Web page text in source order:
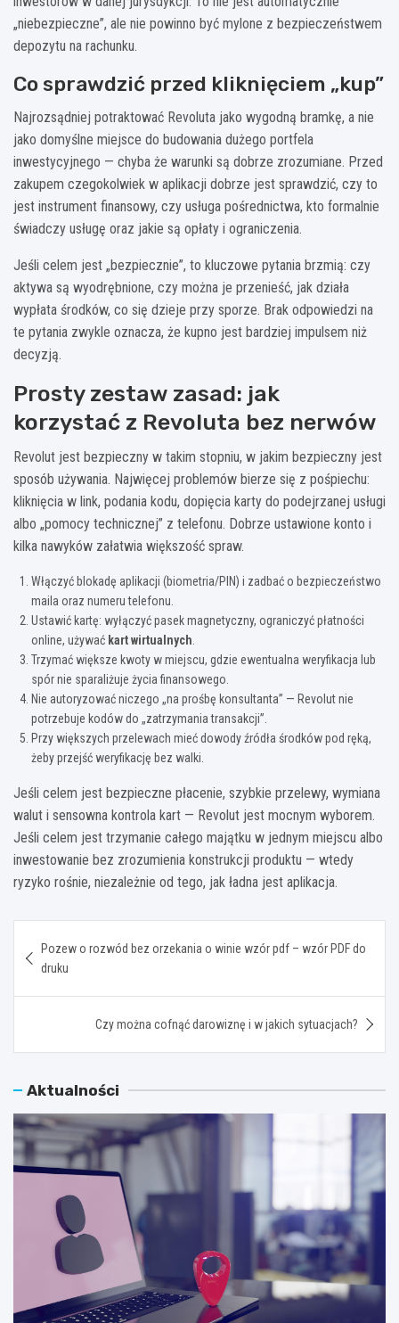
„niebezpieczne”, ale nie powinno być mylone z bezpieczeństwem
depozytu na rachunku.
Co sprawdzić przed kliknięciem „kup”
Najrozsądniej potraktować Revoluta jako wygodną bramkę, a nie
jako domyślne miejsce do budowania dużego portfela
inwestycyjnego — chyba że warunki są dobrze zrozumiane. Przed
zakupem czegokolwiek w aplikacji dobrze jest sprawdzić, czy to
jest instrument finansowy, czy usługa pośrednictwa, kto formalnie
świadczy usługę oraz jakie są opłaty i ograniczenia.
Jeśli celem jest „bezpiecznie”, to kluczowe pytania brzmią: czy
aktywa są wyodrębnione, czy można je przenieść, jak działa
wypłata środków, co się dzieje przy sporze. Brak odpowiedzi na
te pytania zwykle oznacza, że kupno jest bardziej impulsem niż
decyzją.
Prosty zestaw zasad: jak
korzystać z Revoluta bez nerwów
Revolut jest bezpieczny w takim stopniu, w jakim bezpieczny jest
sposób używania. Najwięcej problemów bierze się z pośpiechu:
kliknięcia w link, podania kodu, dopięcia karty do podejrzanej usługi
albo „pomocy technicznej” z telefonu. Dobrze ustawione konto i
kilka nawyków załatwia większość spraw.
Włączyć blokadę aplikacji (biometria/PIN) i zadbać o bezpieczeństwo
maila oraz numeru telefonu.
Ustawić kartę: wyłączyć pasek magnetyczny, ograniczyć płatności
online, używać kart wirtualnych
Trzymać większe kwoty w miejscu, gdzie ewentualna weryfikacja lub
spór nie sparaliżuje życia finansowego.
Nie autoryzować niczego „na prośbę konsultanta” — Revolut nie
potrzebuje kodów do „zatrzymania transakcji”.
Przy większych przelewach mieć dowody źródła środków pod ręką,
żeby przejść weryfikację bez walki.
Jeśli celem jest bezpieczne płacenie, szybkie przelewy, wymiana
walut i sensowna kontrola kart — Revolut jest mocnym wyborem.
Jeśli celem jest trzymanie całego majątku w jednym miejscu albo
inwestowanie bez zrozumienia konstrukcji produktu — wtedy
ryzyko rośnie, niezależnie od tego, jak ładna jest aplikacja.
wpisu
Pozew o rozwód bez orzekania o winie wzór pdf – wzór PDF do
druku
Czy można cofnąć darowiznę i w jakich sytuacjach?
Aktualności